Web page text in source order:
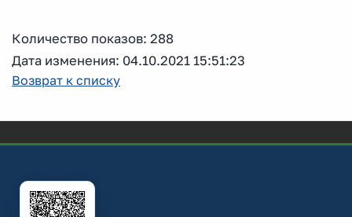
Количество показов: 288
Дата изменения: 04.10.2021 15:51:23
Возврат к списку